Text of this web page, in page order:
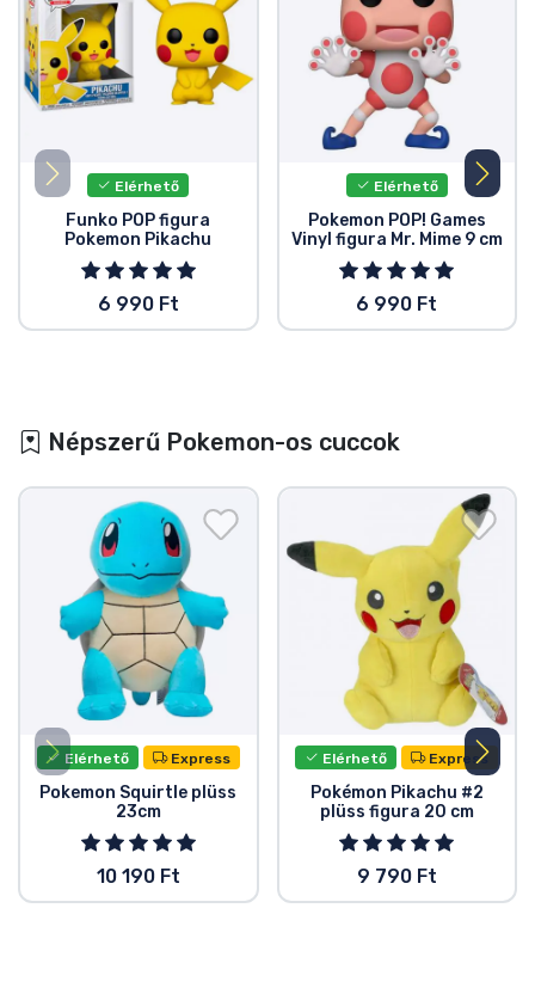
Elérhető
Funko POP figura
Pokemon Pikachu
6 990 Ft
Elérhető
Pokemon POP! Games
Vinyl figura Mr. Mime 9 cm
6 990 Ft
Népszerű Pokemon-os cuccok
Elérhető Express
Pokemon Squirtle plüss
23cm
10 190 Ft
Elérhető Express
Pokémon Pikachu #2
plüss figura 20 cm
9 790 Ft